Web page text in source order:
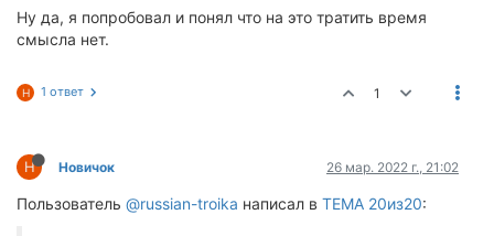
Ну да, я попробовал и понял что на это тратить время
смысла нет.
Н 1 ответ 1
Н Новичок 26 мар. 2022 г., 21:02
Пользователь @russian-troika написал в ТЕМА 20из20: